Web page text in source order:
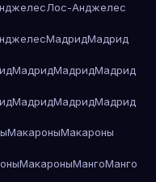
Лос-Анджелес
МадридМадрид
МадридМадридМадрид
МадридМадридМадрид
МакароныМакароны
МакароныМангоМанго